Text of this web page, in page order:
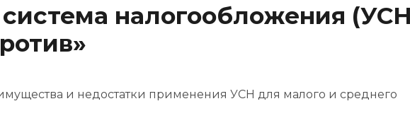
налогообложения
и недостатки применения УСН для малого и среднего